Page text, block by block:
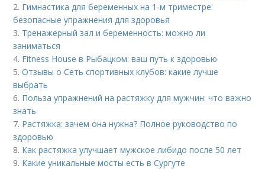
2. Гимнастика для беременных на 1-м триместре:
безопасные упражнения для здоровья
3. Тренажерный зал и беременность: можно ли
заниматься
4. Fitness House в Рыбацком: ваш путь к здоровью
5.Отзывы о Сеть спортивных клубов: какие лучше
выбрать
6. Польза упражнений на растяжку для мужчин: что важно
знать
7. Растяжка: зачем она нужна? Полное руководство по
здоровью
8. Как растяжка улучшает мужское либидо после 50 лет
9. Какие уникальные мосты есть в Сургуте